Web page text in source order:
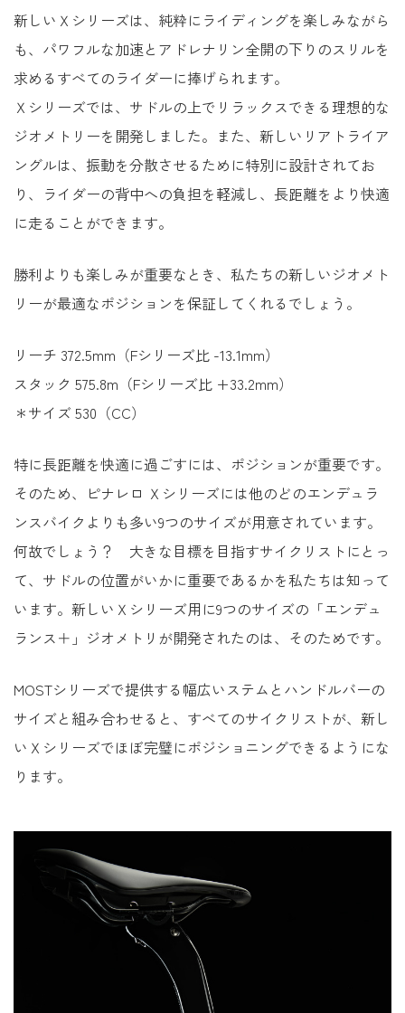
新しいＸシリーズは、純粋にライディングを楽しみながら
も、パワフルな加速とアドレナリン全開の下りのスリルを
求めるすべてのライダーに捧げられます。
Ｘシリーズでは、サドルの上でリラックスできる理想的な
ジオメトリーを開発しました。また、新しいリアトライア
ングルは、振動を分散させるために特別に設計されてお
り、ライダーの背中への負担を軽減し、長距離をより快適
に走ることができます。
勝利よりも楽しみが重要なとき、私たちの新しいジオメト
リーが最適なポジションを保証してくれるでしょう。
リーチ 372.5mm（Fシリーズ比 -13.1mm）
スタック 575.8m（Fシリーズ比 +33.2mm）
＊サイズ 530（CC）
特に長距離を快適に過ごすには、ポジションが重要です。
そのため、ピナレロ Ｘシリーズには他のどのエンデュラ
ンスバイクよりも多い9つのサイズが用意されています。
何故でしょう？ 大きな目標を目指すサイクリストにとっ
て、サドルの位置がいかに重要であるかを私たちは知って
います。新しいＸシリーズ用に9つのサイズの「エンデュ
ランス＋」ジオメトリが開発されたのは、そのためです。
MOSTシリーズで提供する幅広いステムとハンドルバーの
サイズと組み合わせると、すべてのサイクリストが、新し
いＸシリーズでほぼ完璧にポジショニングできるようにな
ります。